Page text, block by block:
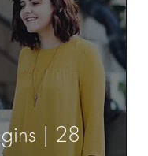
| 28